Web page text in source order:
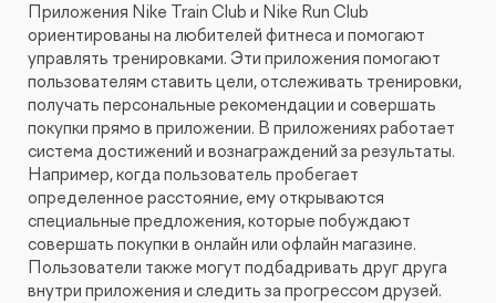
Приложения Nike Train Club и Nike Run Club
ориентированы на любителей фитнеса и помогают
управлять тренировками. Эти приложения помогают
пользователям ставить цели, отслеживать тренировки,
получать персональные рекомендации и совершать
покупки прямо в приложении. В приложениях работает
система достижений и вознаграждений за результаты.
Например, когда пользователь пробегает
определенное расстояние, ему открываются
специальные предложения, которые побуждают
совершать покупки в онлайн или офлайн магазине.
Пользователи также могут подбадривать друг друга
внутри приложения и следить за прогрессом друзей.